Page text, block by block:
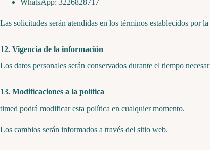
Las solicitudes serán atendidas en los términos establecidos por
12. Vigencia de la información
Los datos personales serán conservados durante el tiempo
13. Modificaciones a la política
timed podrá modificar esta política en cualquier momento.
Los cambios serán informados a través del sitio web.